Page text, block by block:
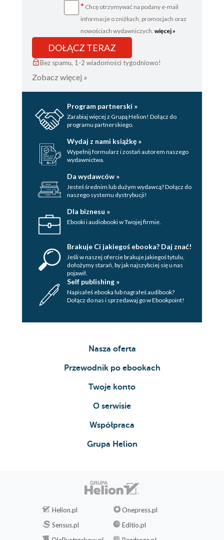
* Chcę otrzymywać na podany e-mail
informacje o zniżkach, promocjach oraz
nowościach wydawniczych. więcej »
DOŁĄCZ TERAZ
Bez spamu, 1-2 wiadomości tygodniowo!
Zobacz więcej »
Program partnerski »
Zarabiaj więcej z Grupą Helion! Dołącz do
programu partnerskiego.
Wydaj z nami książkę »
Wypełnij formularz i zostań autorem naszego
wydawnictwa.
Da wydawców »
Jesteś średnim lub dużym wydawcą? Dołącz do
naszego systemu dystrybucji!
Dla biznesu »
Ebooki i audiobooki w Twojej firmie.
Brakuje Ci jakiegoś ebooka? Daj znać!
Jeśli w naszej ofercie brakuje jakiegoś tytulu,
dołożymy starań, by jak najszybciej się u nas
pojawił.
Self publishing »
Napisałeś ebooka lub nagrałeś audibook?
Dołącz do nas i sprzedawaj go w Ebookpoint!
Nasza oferta
Przewodnik po ebookach
Twoje konto
O serwisie
Współpraca
Grupa Helion
Helion.pl
Onepress.pl
Sensus.pl
Editio.pl